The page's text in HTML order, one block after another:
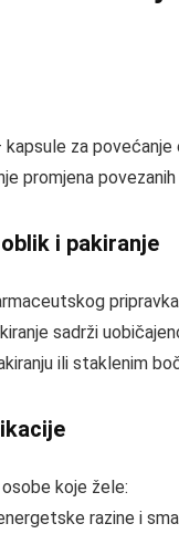
za povećanje
promjena
i pakiranje
sadrži
ili staklenim
koje žele:
razine i